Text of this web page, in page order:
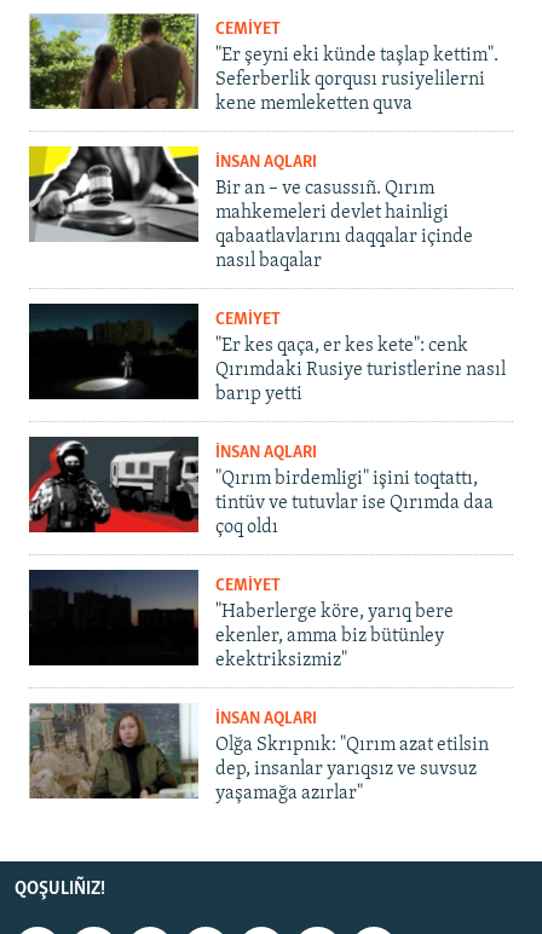
CEMİYET
"Er şeyni eki künde taşlap kettim".
Seferberlik qorqusı rusiyelilerni
kene memleketten quva
İNSAN AQLARI
Bir an – ve casussıñ. Qırım
mahkemeleri devlet hainligi
qabaatlavlarını daqqalar içinde
nasıl baqalar
CEMİYET
"Er kes qaça, er kes kete": cenk
Qırımdaki Rusiye turistlerine nasıl
barıp yetti
İNSAN AQLARI
"Qırım birdemligi" işini toqtattı,
tintüv ve tutuvlar ise Qırımda daa
çoq oldı
CEMİYET
"Haberlerge köre, yarıq bere
ekenler, amma biz bütünley
ekektriksizmiz"
İNSAN AQLARI
Olğa Skrıpnık: "Qırım azat etilsin
dep, insanlar yarıqsız ve suvsuz
yaşamağa azırlar"
QOŞULIÑIZ!